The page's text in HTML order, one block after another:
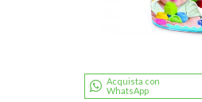
Acquista con
WhatsApp